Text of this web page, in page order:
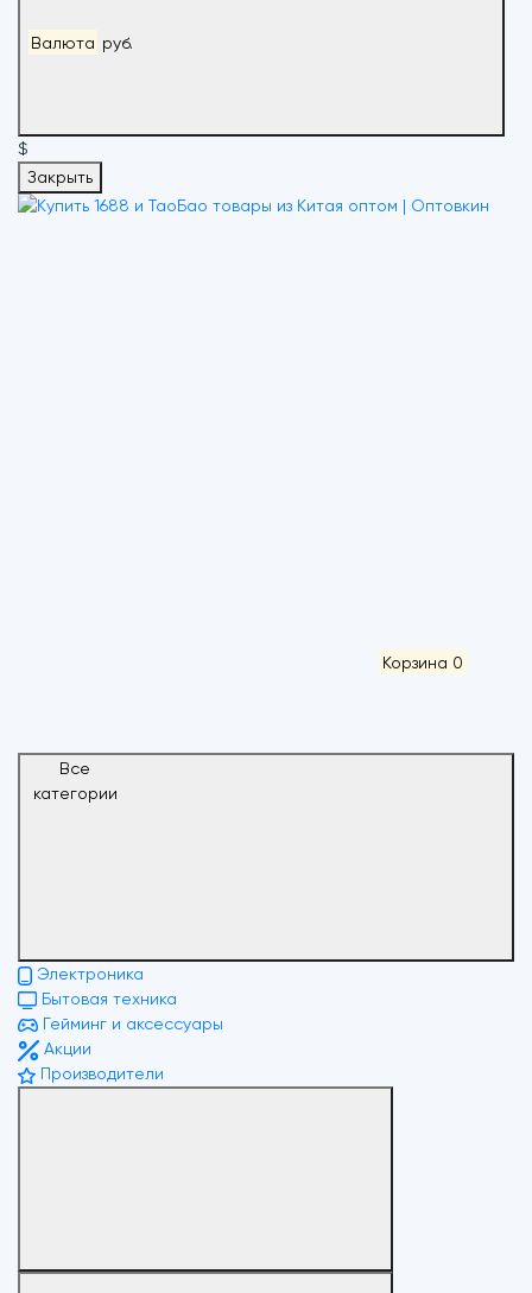
Валюта руб.
$
Закрыть
Корзина 0
Все
категории
Электроника
Бытовая техника
Гейминг и аксессуары
Акции
Производители